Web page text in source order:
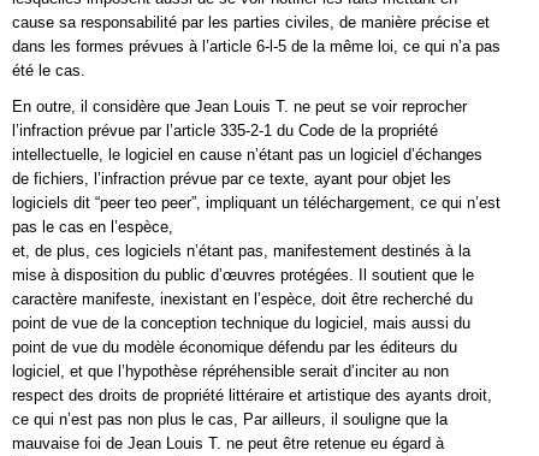
cause sa responsabilité par les parties civiles, de manière précise et
dans les formes prévues à l’article 6-l-5 de la même loi, ce qui n’a pas
été le cas.
En outre, il considère que Jean Louis T. ne peut se voir reprocher
l’infraction prévue par l’article 335-2-1 du Code de la propriété
intellectuelle, le logiciel en cause n’étant pas un logiciel d’échanges
de fichiers, l’infraction prévue par ce texte, ayant pour objet les
logiciels dit “peer teo peer”, impliquant un téléchargement, ce qui n’est
pas le cas en l’espèce,
et, de plus, ces logiciels n’étant pas, manifestement destinés à la
mise à disposition du public d’œuvres protégées. Il soutient que le
caractère manifeste, inexistant en l’espèce, doit être recherché du
point de vue de la conception technique du logiciel, mais aussi du
point de vue du modèle économique défendu par les éditeurs du
logiciel, et que l’hypothèse répréhensible serait d’inciter au non
respect des droits de propriété littéraire et artistique des ayants droit,
ce qui n’est pas non plus le cas, Par ailleurs, il souligne que la
mauvaise foi de Jean Louis T. ne peut être retenue eu égard à